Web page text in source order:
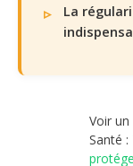
La
Voir
Santé :